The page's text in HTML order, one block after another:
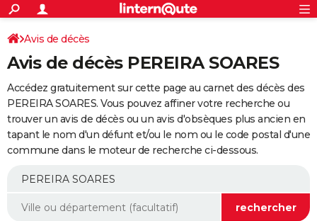
ACTUALITÉS
Politique
Société
Faits Divers
Education
Monde
Villes
+
SPORT
Coupe du monde 2026
Football
Tennis
Cyclisme
Rugby
Forum
Programme TV
TNT
Streaming
Cinéma
Sorties cinéma
Musique
+
FINANCE
Retraite
Epargne
Immobilier
Risques naturels par ville
Assurance
AUTO
Essais
Réserver un essai
Citadines
Berlines
SUV
Forum auto
+
Mobiles
Meilleur smartphone
Internet
Ordinateurs
Jeux vidéo
Guide high-tech
Aménagement intérieur
Avis de décès
Avis de décès PEREIRA SOARES
Accédez gratuitement sur cette page au carnet des décès des
PEREIRA SOARES. Vous pouvez affiner votre recherche ou
trouver un avis de décès ou un avis d'obsèques plus ancien en
tapant le nom d'un défunt et/ou le nom ou le code postal d'une
commune dans le moteur de recherche ci-dessous.